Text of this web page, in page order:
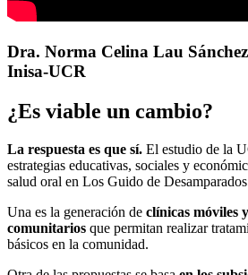
Dra. Norma Celina Lau
Inisa-UCR
¿Es viable un cambio?
La respuesta es que sí. El estudio de la
estrategias educativas, sociales y
salud oral en Los Guido de
Una es la generación de clínicas móviles
comunitarios que permitan realizar
básicos en la comunidad.